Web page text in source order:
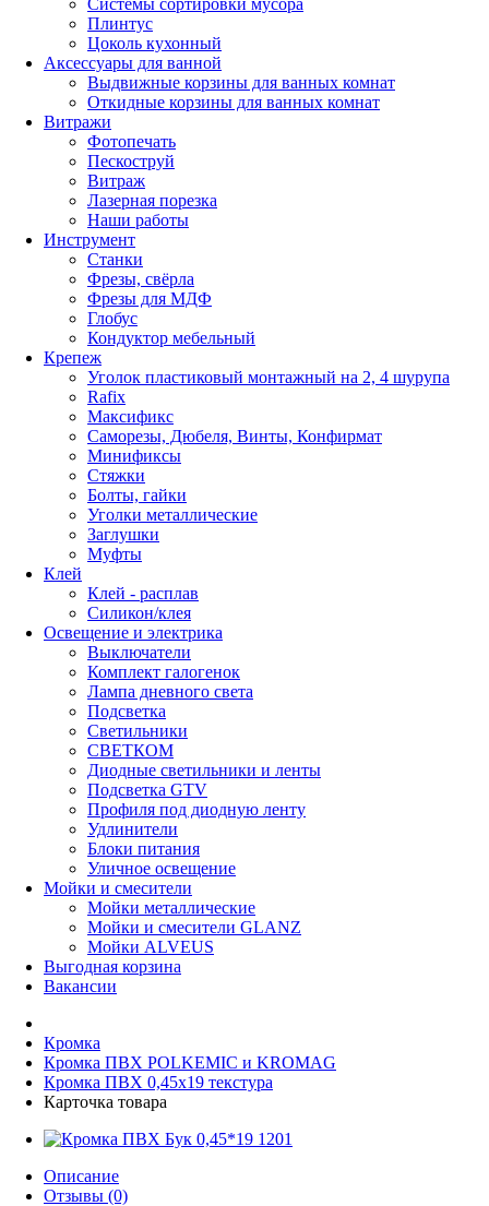
Плинтус
Цоколь кухонный
Аксессуары для ванной
Выдвижные корзины для ванных комнат
Откидные корзины для ванных комнат
Витражи
Фотопечать
Пескоструй
Витраж
Лазерная порезка
Наши работы
Инструмент
Станки
Фрезы, свёрла
Фрезы для МДФ
Глобус
Кондуктор мебельный
Крепеж
Уголок пластиковый монтажный на 2, 4 шурупа
Rafix
Максификс
Саморезы, Дюбеля, Винты, Конфирмат
Минификсы
Стяжки
Болты, гайки
Уголки металлические
Заглушки
Муфты
Клей
Клей - расплав
Силикон/клея
Освещение и электрика
Выключатели
Комплект галогенок
Лампа дневного света
Подсветка
Светильники
СВЕТКОМ
Диодные светильники и ленты
Подсветка GTV
Профиля под диодную ленту
Удлинители
Блоки питания
Уличное освещение
Мойки и смесители
Мойки металлические
Мойки и смесители GLANZ
Мойки ALVEUS
Выгодная корзина
Вакансии
Кромка
Кромка ПВХ POLKEMIC и KROMAG
Кромка ПВХ 0,45x19 текстура
Карточка товара
Описание
Отзывы (0)